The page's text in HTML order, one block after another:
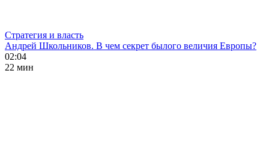
Стратегия и власть
Андрей Школьников. В чем секрет былого величия Европы?
02:04
22 мин